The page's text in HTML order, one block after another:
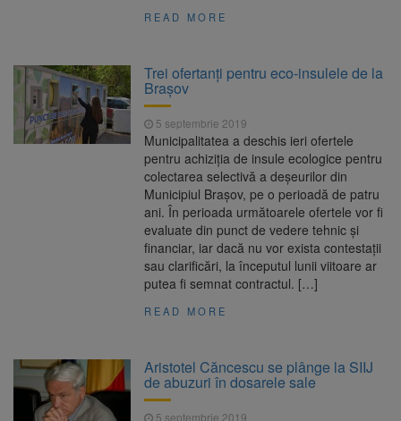
READ MORE
Trei ofertanți pentru eco-insulele de la
Brașov
5 septembrie 2019
Municipalitatea a deschis ieri ofertele
pentru achiziția de insule ecologice pentru
colectarea selectivă a deșeurilor din
Municipiul Brașov, pe o perioadă de patru
ani. În perioada următoarele ofertele vor fi
evaluate din punct de vedere tehnic și
financiar, iar dacă nu vor exista contestații
sau clarificări, la începutul lunii viitoare ar
putea fi semnat contractul. […]
READ MORE
Aristotel Căncescu se plânge la SIIJ
de abuzuri în dosarele sale
5 septembrie 2019